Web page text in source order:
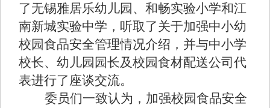
了无锡雅居乐幼儿园、和畅实验小学和江
南新城实验中学，听取了关于加强中小幼
校园食品安全管理情况介绍，并与中小学
校长、幼儿园园长及校园食材配送公司代
表进行了座谈交流。
委员们一致认为，加强校园食品安全